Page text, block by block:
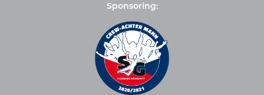
Sponsoring: